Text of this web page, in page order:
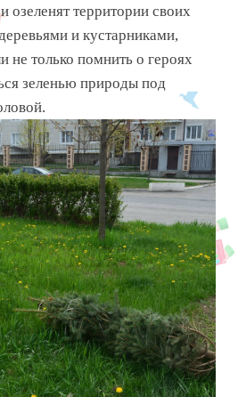
озеленят территории своих
и кустарниками,
не только помнить о героях
зеленью природы под